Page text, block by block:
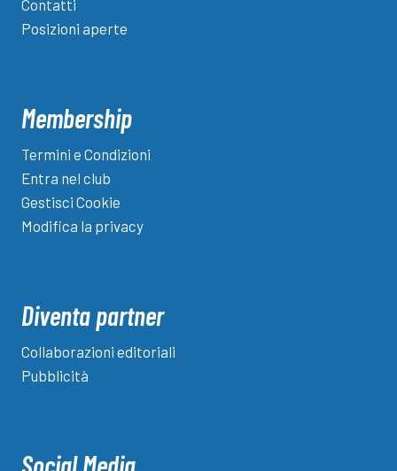
Contatti
Posizioni aperte
Membership
Termini e Condizioni
Entra nel club
Gestisci Cookie
Modifica la privacy
Diventa partner
Collaborazioni editoriali
Pubblicità